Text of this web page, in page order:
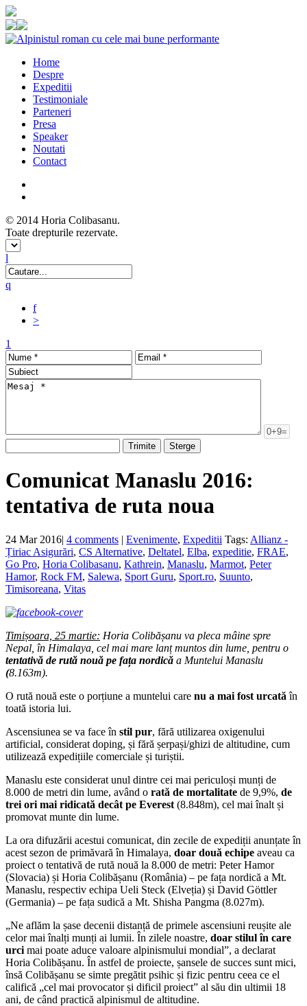
Home
Despre
Expeditii
Testimoniale
Parteneri
Presa
Speaker
Noutati
Contact
© 2014 Horia Colibasanu.
Toate drepturile rezervate.
l
q
f
>
1
Comunicat Manaslu 2016:
tentativa de ruta noua
24 Mar 2016| 4 comments | Evenimente, Expeditii Tags: Allianz -
Țiriac Asigurări, CS Alternative, Deltatel, Elba, expeditie, FRAE,
Go Pro, Horia Colibasanu, Kathrein, Manaslu, Marmot, Peter
Hamor, Rock FM, Salewa, Sport Guru, Sport.ro, Suunto,
Timisoreana, Vitas
Timișoara, 25 martie: Horia Colibășanu va pleca mâine spre
Nepal, în Himalaya, cel mai mare lanț muntos din lume, pentru o
tentativă de rută nouă pe fața nordică a Muntelui Manaslu
(8.163m).
O rută nouă este o porțiune a muntelui care nu a mai fost urcată în
toată istoria lui.
Ascensiunea se va face în stil pur, fără utilizarea oxigenului
artificial, considerat doping, și fără șerpași/ghizi de altitudine, cum
utilizează expedițiile comerciale și turiștii.
Manaslu este considerat unul dintre cei mai periculoși munți de
8.000 de metri din lume, având o rată de mortalitate de 9,9%, de
trei ori mai ridicată decât pe Everest (8.848m), cel mai înalt și
promovat munte din lume.
La ora difuzării acestui comunicat, din zecile de expediții anunțate în
acest sezon de primăvară în Himalaya, doar două echipe aveau ca
proiect o tentativă de rută nouă la 8.000 de metri: Peter Hamor
(Slovacia) și Horia Colibășanu (România) – pe fața nordică a Mt.
Manaslu, respectiv echipa Ueli Steck (Elveția) și David Göttler
(Germania) – pe fața sudică a Mt. Shisha Pangma (8.027m).
„Ne aflăm la șase decenii distanță de primele ascensiuni reușite ale
celor mai înalți munți ai lumii. În zilele noastre, doar stilul în care
urci mai poate aduce valoare alpinismului mondial”, a declarat
Horia Colibășanu. În astfel de proiecte, șansele de succes sunt mici,
însă Colibășanu se simte pregătit psihic și fizic pentru ceea ce el
califică „cel mai provocator și dificil proiect” al său din ultimii 18
ani, de când practică alpinismul de altitudine.